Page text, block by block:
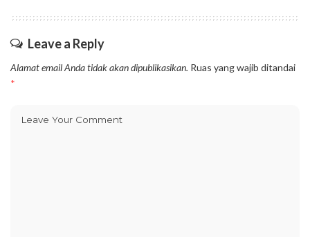
Leave a Reply
Alamat email Anda tidak akan dipublikasikan. Ruas yang wajib ditandai
*